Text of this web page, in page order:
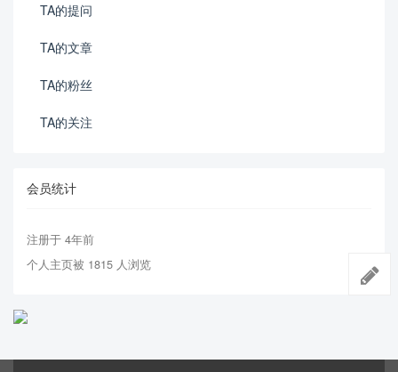
TA的提问
TA的文章
TA的粉丝
TA的关注
会员统计
注册于 4年前
个人主页被 1815 人浏览